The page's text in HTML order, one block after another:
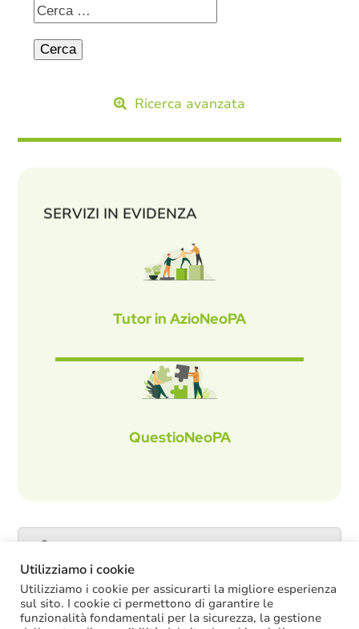
Ricerca avanzata
SERVIZI IN EVIDENZA
Tutor in AzioNeoPA
QuestioNeoPA
Utilizziamo i cookie
Utilizziamo i cookie per assicurarti la migliore esperienza
sul sito. I cookie ci permettono di garantire le
funzionalità fondamentali per la sicurezza, la gestione